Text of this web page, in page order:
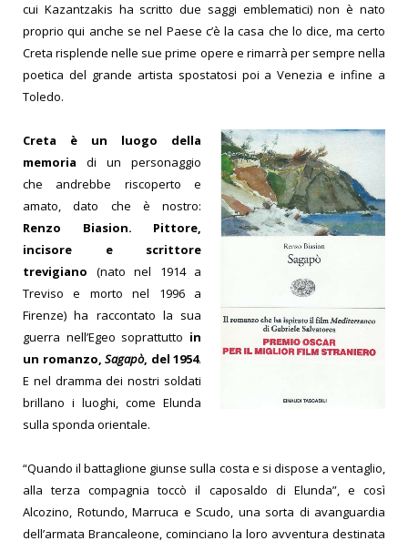
cui Kazantzakis ha scritto due saggi emblematici) non è nato
proprio qui anche se nel Paese c’è la casa che lo dice, ma certo
Creta risplende nelle sue prime opere e rimarrà per sempre nella
poetica del grande artista spostatosi poi a Venezia e infine a
Toledo.
Creta è un luogo della
memoria di un personaggio
che andrebbe riscoperto e
amato, dato che è nostro:
Renzo Biasion. Pittore,
incisore e scrittore
trevigiano (nato nel 1914 a
Treviso e morto nel 1996 a
Firenze) ha raccontato la sua
guerra nell’Egeo soprattutto in
un romanzo, Sagapò, del 1954.
E nel dramma dei nostri soldati
brillano i luoghi, come Elunda
sulla sponda orientale.
“Quando il battaglione giunse sulla costa e si dispose a ventaglio,
alla terza compagnia toccò il caposaldo di Elunda”, e così
Alcozino, Rotundo, Marruca e Scudo, una sorta di avanguardia
dell’armata Brancaleone, cominciano la loro avventura destinata